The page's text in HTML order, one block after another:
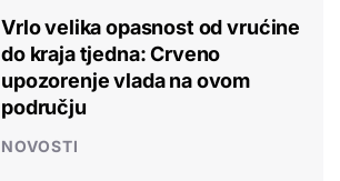
Vrlo velika opasnost od vrućine
do kraja tjedna: Crveno
upozorenje vlada na ovom
području
NOVOSTI